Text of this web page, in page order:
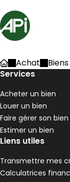
Accueil
205 Biens à
90 m²
Aller à l'image
Aller à l'image
Aller à l'image
Aller à l'image
Aller à l'image
AccueilAchat
Services
Acheter un bien
Louer un bien
Faire gérer son
Estimer un bien
Liens utiles
Transmettre mes
Calculatrices